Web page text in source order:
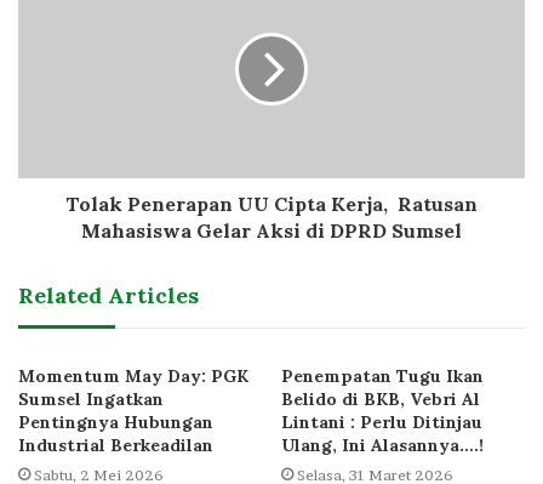
Tolak Penerapan UU Cipta Kerja, Ratusan
Mahasiswa Gelar Aksi di DPRD Sumsel
Related Articles
Momentum May Day: PGK
Sumsel Ingatkan
Pentingnya Hubungan
Industrial Berkeadilan
Sabtu, 2 Mei 2026
Penempatan Tugu Ikan
Belido di BKB, Vebri Al
Lintani : Perlu Ditinjau
Ulang, Ini Alasannya….!
Selasa, 31 Maret 2026